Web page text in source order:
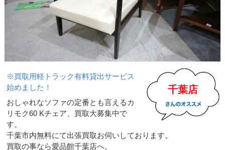
千葉店
※買取用軽トラック有料貸出サービス
始めました！
おしゃれなソファの定番とも言えるカ
リモク60 Kチェア、買取大募集中で
す。
千葉市内無料にて出張買取お伺いしております。
買取の事なら愛品館千葉店へ。